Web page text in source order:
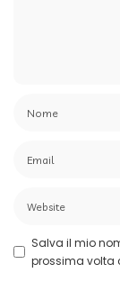
Salva il mio
prossima volta